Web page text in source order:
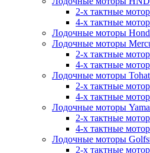
2-х тактные
4-х тактные
Лодочные моторы
Лодочные моторы
2-х тактные
4-х тактные
Лодочные моторы
2-х тактные
4-х тактные
Лодочные моторы
2-х тактные
4-х тактные
Лодочные моторы
2-х тактные